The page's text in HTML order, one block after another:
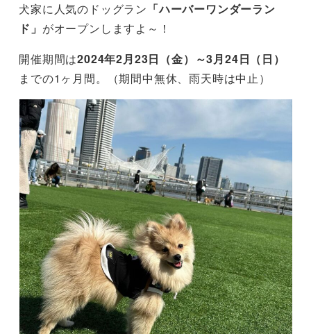
犬家に人気のドッグラン 「ハーバーワンダーラン
ド」 がオープンしますよ～！
開催期間は2024年2月23日（金）～3月24日（日）
までの1ヶ月間。（期間中無休、雨天時は中止）